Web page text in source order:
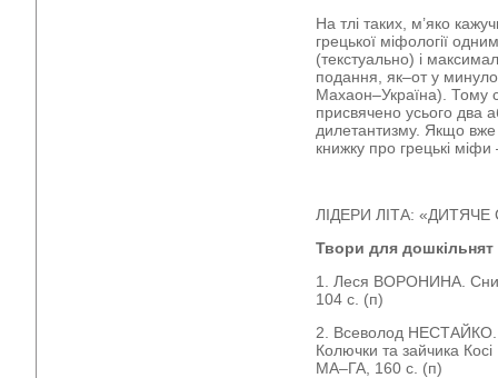
На тлі таких, м’яко
грецької міфології
(текстуально) і
подання, як–от у
Махаон–Україна). Тому
присвячено усього два
дилетантизму. Якщо
книжку про грецькі
ЛІДЕРИ ЛІТА:
Твори для
1. Леся ВОРОНИНА. Сни
104 с. (п)
2. Всеволод НЕСТАЙКО.
Колючки та зайчика
МА–ГА, 160 с. (п)